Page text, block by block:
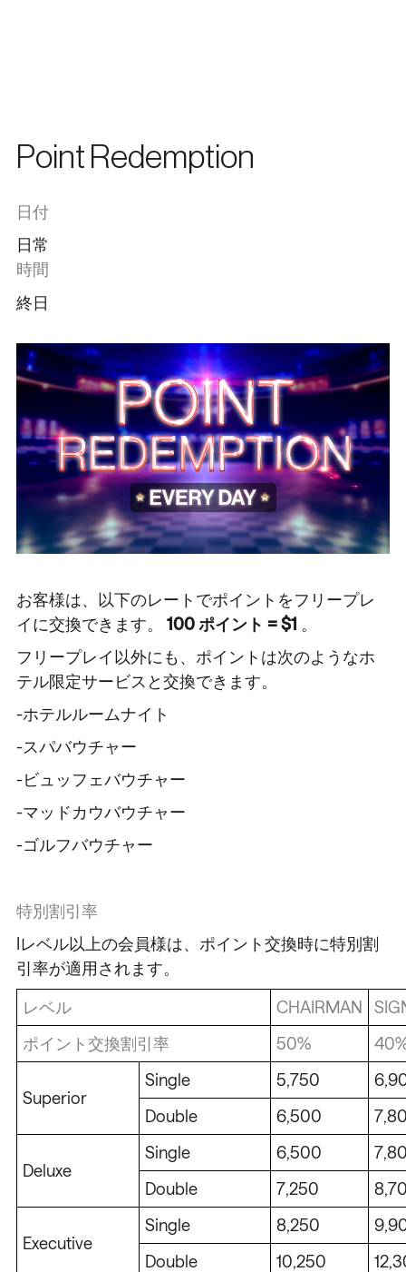
Point Redemption
お客様は、以下のレートでポイントをフリープレ
イに交換できます。100 ポイント = $1 。
フリープレイ以外にも、ポイントは次のようなホ
テル限定サービスと交換できます。
-ホテルルームナイト
-スパバウチャー
-ビュッフェバウチャー
-マッドカウバウチャー
-ゴルフバウチャー
特別割引率
Iレベル以上の会員様は、ポイント交換時に特別割
引率が適用されます。
レベル
CHAIRMAN
ポイント交換割引率
50%
Superior
Single 5,750
Double
6,500
Deluxe
Single 6,500
Double
7,250
Executive
Single 8,250
Double
10,250
日付
日常
時間
終日